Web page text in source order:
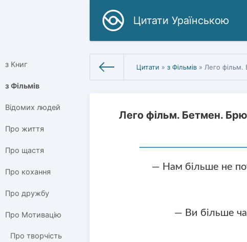
Цитати Ураїнською
з Книг
з Фільмів
Відомих людей
Про життя
Про щастя
Про кохання
Про дружбу
Про Мотивацію
Про творчість
Цитати »з Фільмів » Лего
Лего фільм. Бетмен.
— Нам більше не
— Ви більше